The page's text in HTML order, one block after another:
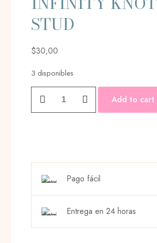
STUD
$30,00
3 disponibles
KNOT
STUD
Add to cart
Pago fácil
Entrega en 24 horas